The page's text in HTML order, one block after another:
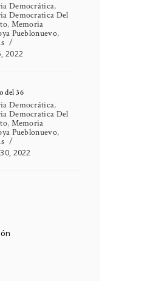
Democrática,
Democratica Del
, Memoria
Pueblonuevo,
2022
del 36
Democrática,
Democratica Del
, Memoria
Pueblonuevo,
2022